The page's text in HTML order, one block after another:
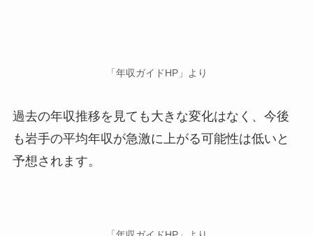
「年収ガイドHP」より
過去の年収推移を見ても大きな変化はなく、今後
も岩手の平均年収が急激に上がる可能性は低いと
予想されます。